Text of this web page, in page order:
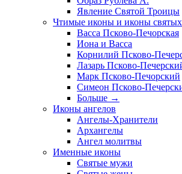
Явление Святой Троицы
Чтимые иконы и иконы
Васса Псково-Печорская
Иона и Васса
Корнилий Псково-
Лазарь Псково-
Марк Псково-Печорский
Симеон Псково-
Больше →
Иконы ангелов
Ангелы-Хранители
Архангелы
Ангел молитвы
Именные иконы
Святые мужи